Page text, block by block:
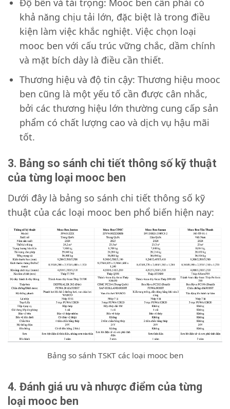
khả năng chịu tải lớn, đặc biệt là trong điều
kiện làm việc khắc nghiệt. Việc chọn loại
mooc ben với cấu trúc vững chắc, dầm chính
và mặt bích dày là điều cần thiết.
Thương hiệu và độ tin cậy: Thương hiệu mooc
ben cũng là một yếu tố cần được cân nhắc,
bởi các thương hiệu lớn thường cung cấp sản
phẩm có chất lượng cao và dịch vụ hậu mãi
tốt.
3. Bảng so sánh chi tiết thông số kỹ thuật
của từng loại mooc ben
Dưới đây là bảng so sánh chi tiết thông số kỹ
thuật của các loại mooc ben phổ biến hiện nay:
Bảng so sánh TSKT các loại mooc ben
4. Đánh giá ưu và nhược điểm của từng
loại mooc ben